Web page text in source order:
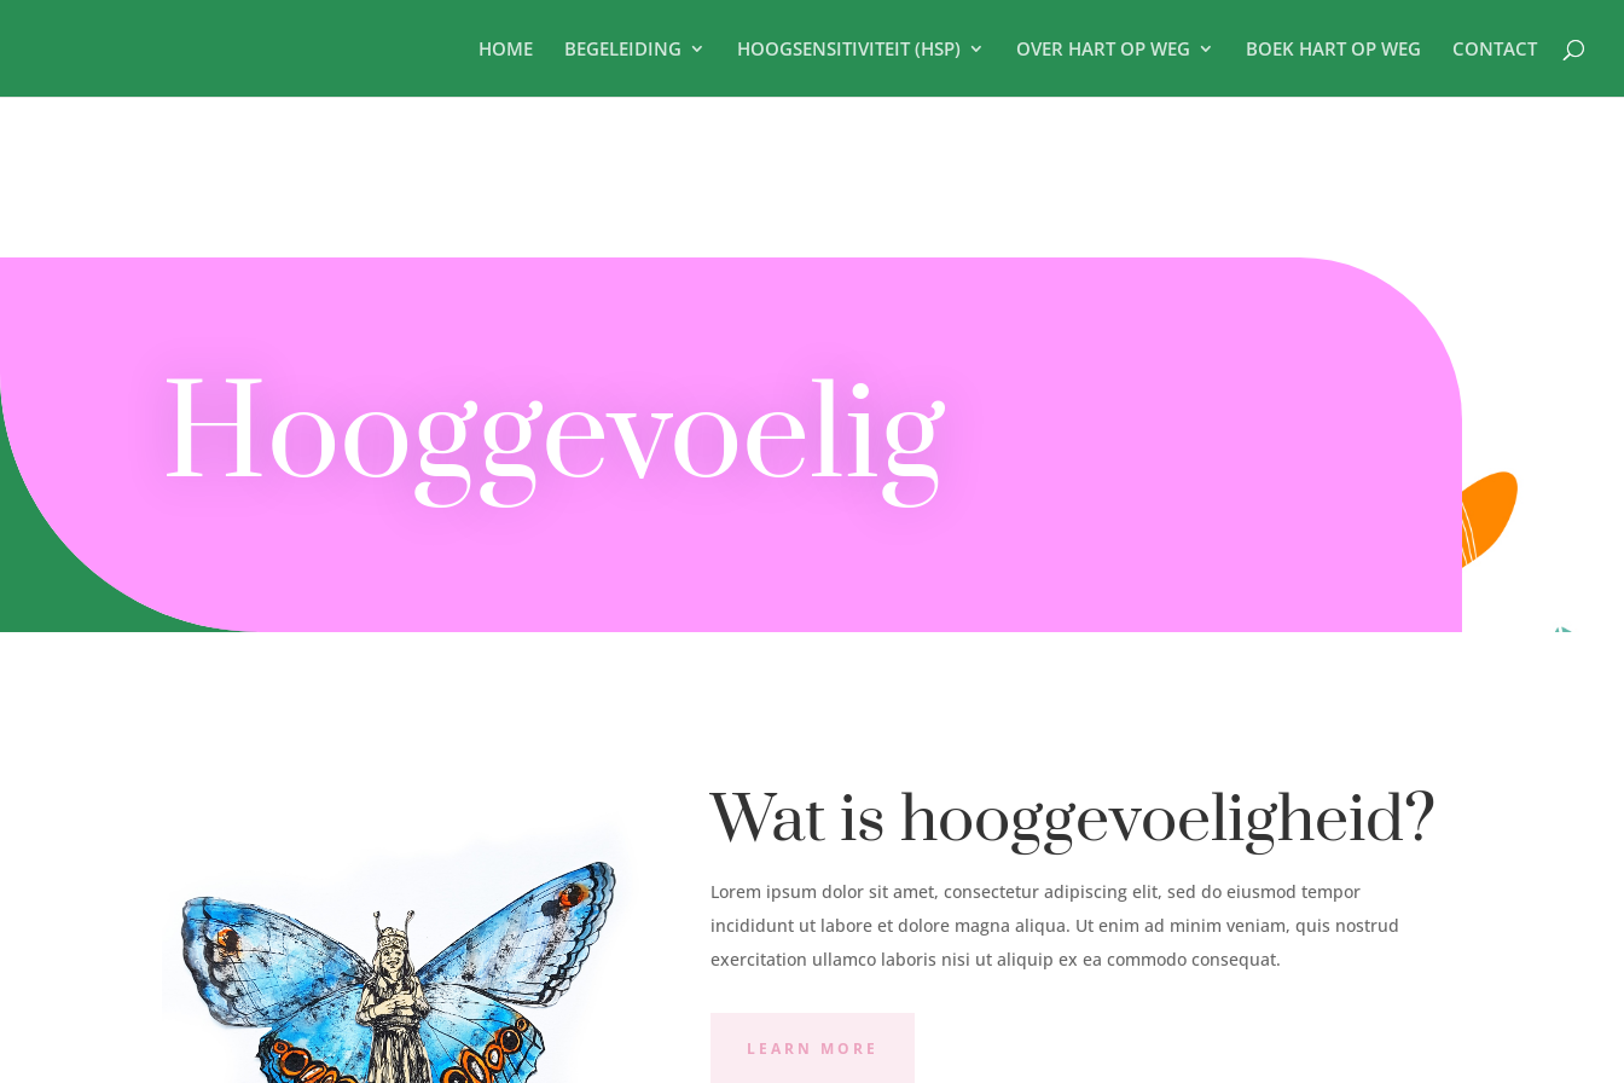
HOME BEGELEIDING HOOGSENSITIVITEIT (HSP) OVER HART OP WEG BOEK HART OP WEG CONTACT
Hooggevoelig
Wat is hooggevoeligheid?
Lorem ipsum dolor sit amet, consectetur adipiscing elit, sed do eiusmod tempor
incididunt ut labore et dolore magna aliqua. Ut enim ad minim veniam, quis nostrud
exercitation ullamco laboris nisi ut aliquip ex ea commodo consequat.
LEARN MORE